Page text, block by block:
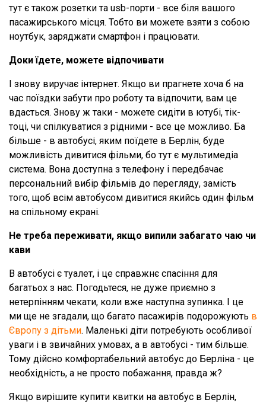
тут є також розетки та usb-порти - все біля вашого
пасажирського місця. Тобто ви можете взяти з собою
ноутбук, заряджати смартфон і працювати.
Доки їдете, можете відпочивати
І знову виручає інтернет. Якщо ви прагнете хоча б на
час поїздки забути про роботу та відпочити, вам це
вдасться. Знову ж таки - можете сидіти в ютубі, тік-
тоці, чи спілкуватися з рідними - все це можливо. Ба
більше - в автобусі, яким поїдете в Берлін, буде
можливість дивитися фільми, бо тут є мультимедіа
система. Вона доступна з телефону і передбачає
персональний вибір фільмів до перегляду, замість
того, щоб всім автобусом дивитися якийсь один фільм
на спільному екрані.
Не треба переживати, якщо випили забагато чаю чи
кави
В автобусі є туалет, і це справжнє спасіння для
багатьох з нас. Погодьтеся, не дуже приємно з
нетерпінням чекати, коли вже наступна зупинка. І це
ми ще не згадали, що багато пасажирів подорожують в
Європу з дітьми. Маленькі діти потребують особливої
уваги і в звичайних умовах, а в автобусі - тим більше.
Тому дійсно комфортабельний автобус до Берліна - це
необхідність, а не просто побажання, правда ж?
Якщо вирішите купити квитки на автобус в Берлін,